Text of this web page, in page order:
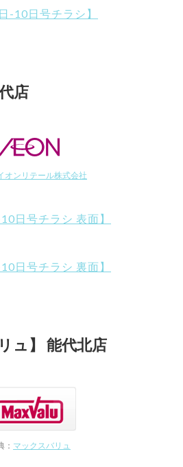
-10日号チラシ】
店
オンリテール株式会社
日号チラシ 表面】
日号チラシ 裏面】
ュ】 能代北店
： マックスバリュ